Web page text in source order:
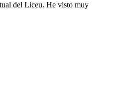
del Liceu. He visto muy